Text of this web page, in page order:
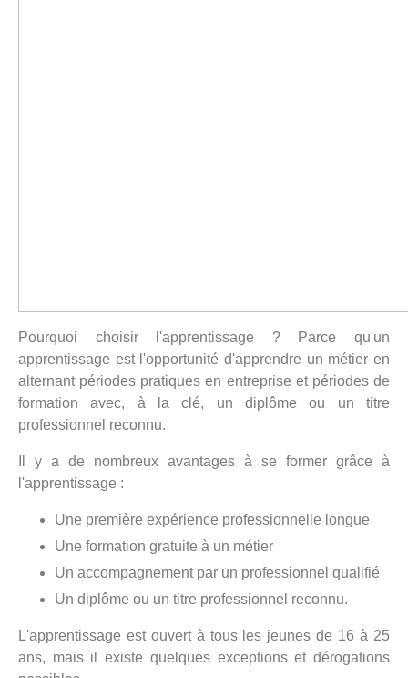
Pourquoi choisir l'apprentissage ? Parce qu'un
apprentissage est l'opportunité d'apprendre un métier en
alternant périodes pratiques en entreprise et périodes de
formation avec, à la clé, un diplôme ou un titre
professionnel reconnu.
Il y a de nombreux avantages à se former grâce à
l'apprentissage :
Une première expérience professionnelle longue
Une formation gratuite à un métier
Un accompagnement par un professionnel qualifié
Un diplôme ou un titre professionnel reconnu.
L'apprentissage est ouvert à tous les jeunes de 16 à 25
ans, mais il existe quelques exceptions et dérogations